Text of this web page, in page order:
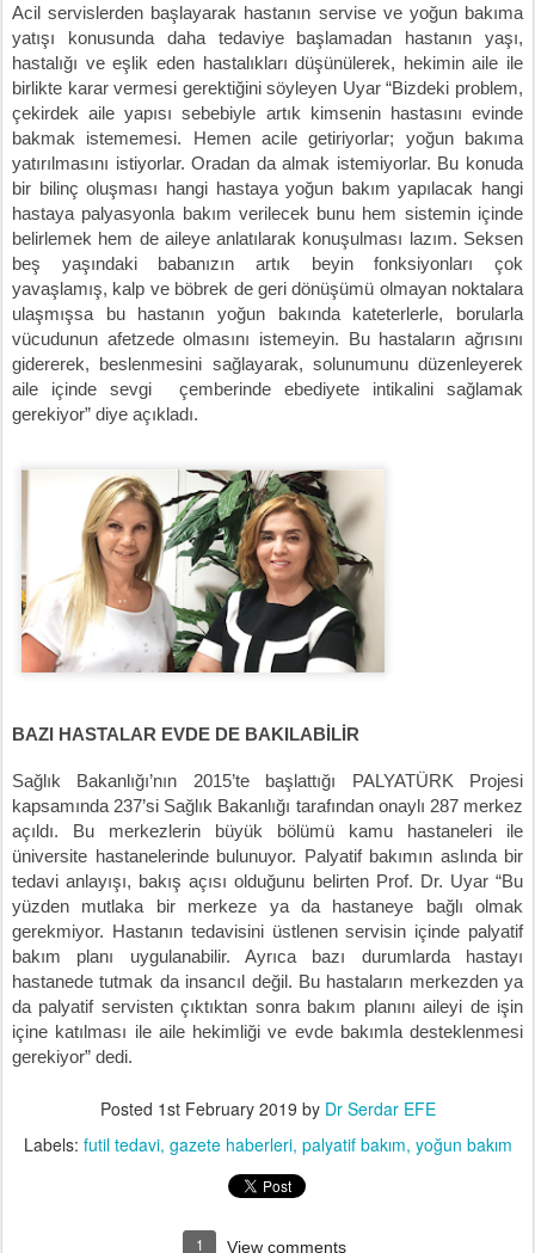
Acil servislerden başlayarak hastanın servise ve yoğun bakıma
yatışı konusunda daha tedaviye başlamadan hastanın yaşı,
hastalığı ve eşlik eden hastalıkları düşünülerek, hekimin aile ile
birlikte karar vermesi gerektiğini söyleyen Uyar “Bizdeki problem,
çekirdek aile yapısı sebebiyle artık kimsenin hastasını evinde
bakmak istememesi. Hemen acile getiriyorlar; yoğun bakıma
yatırılmasını istiyorlar. Oradan da almak istemiyorlar. Bu konuda
bir bilinç oluşması hangi hastaya yoğun bakım yapılacak hangi
hastaya palyasyonla bakım verilecek bunu hem sistemin içinde
belirlemek hem de aileye anlatılarak konuşulması lazım. Seksen
beş yaşındaki babanızın artık beyin fonksiyonları çok
yavaşlamış, kalp ve böbrek de geri dönüşümü olmayan noktalara
ulaşmışsa bu hastanın yoğun bakında kateterlerle, borularla
vücudunun afetzede olmasını istemeyin. Bu hastaların ağrısını
gidererek, beslenmesini sağlayarak, solunumunu düzenleyerek
aile içinde sevgi çemberinde ebediyete intikalini sağlamak
gerekiyor” diye açıkladı.
BAZI HASTALAR EVDE DE BAKILABİLİR
Sağlık Bakanlığı’nın 2015’te başlattığı PALYATÜRK Projesi
kapsamında 237’si Sağlık Bakanlığı tarafından onaylı 287 merkez
açıldı. Bu merkezlerin büyük bölümü kamu hastaneleri ile
üniversite hastanelerinde bulunuyor. Palyatif bakımın aslında bir
tedavi anlayışı, bakış açısı olduğunu belirten Prof. Dr. Uyar “Bu
yüzden mutlaka bir merkeze ya da hastaneye bağlı olmak
gerekmiyor. Hastanın tedavisini üstlenen servisin içinde palyatif
bakım planı uygulanabilir. Ayrıca bazı durumlarda hastayı
hastanede tutmak da insancıl değil. Bu hastaların merkezden ya
da palyatif servisten çıktıktan sonra bakım planını aileyi de işin
içine katılması ile aile hekimliği ve evde bakımla desteklenmesi
gerekiyor” dedi.
Posted 1st February 2019 by Dr Serdar EFE
Labels: futil tedavi gazete haberleri palyatif bakım yoğun bakım
1 View comments